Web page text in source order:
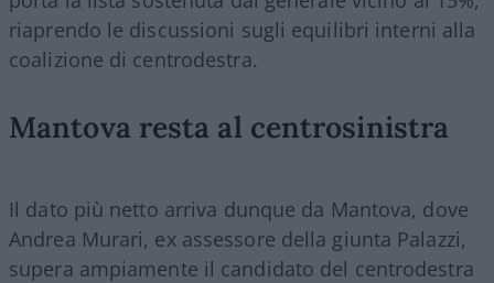
riaprendo le discussioni sugli equilibri interni alla
coalizione di centrodestra.
Mantova resta al centrosinistra
Il dato più netto arriva dunque da Mantova, dove
Andrea Murari, ex assessore della giunta Palazzi,
supera ampiamente il candidato del centrodestra